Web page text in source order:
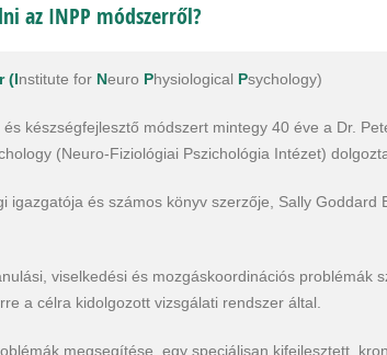
az INPP módszerről?
(Institute for Neuro Physiological Psychology)
készségfejlesztő módszert mintegy 40 éve a Dr.
(Neuro-Fiziológiai Pszichológia Intézet)
igazgatója és számos könyv szerzője, Sally Goddard
viselkedési és mozgáskoordinációs problémák
a célra kidolgozott vizsgálati rendszer által.
megsegítése, egy speciálisan kifejlesztett,